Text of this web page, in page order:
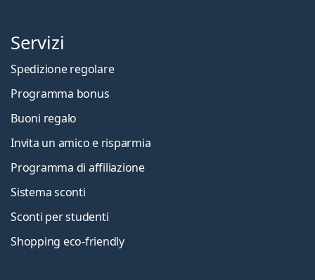
Servizi
Spedizione regolare
Programma bonus
Buoni regalo
Invita un amico e risparmia
Programma di affiliazione
Sistema sconti
Sconti per studenti
Shopping eco-friendly